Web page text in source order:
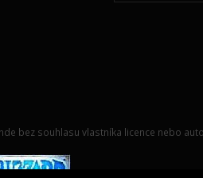
bez souhlasu vlastníka licence nebo